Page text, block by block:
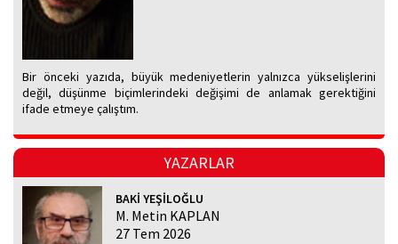
Bir önceki yazıda, büyük medeniyetlerin yalnızca yükselişlerini
değil, düşünme biçimlerindeki değişimi de anlamak gerektiğini
ifade etmeye çalıştım.
YAZARLAR
BAKİ YEŞİLOĞLU
M. Metin KAPLAN
27 Tem 2026